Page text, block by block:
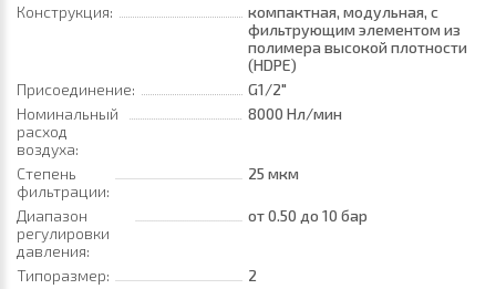
Конструкция:
компактная, модульная, с
фильтрующим элементом из
полимера высокой плотности
(HDPE)
Присоединение:
G1/2"
Номинальный
расход
воздуха:
8000 Нл/мин
Степень
фильтрации:
25 мкм
Диапазон
регулировки
давления:
от 0.50 до 10 бар
Типоразмер:
2